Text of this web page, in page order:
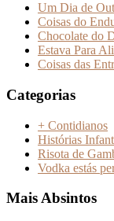
Um Dia de
Coisas do
Chocolate do
Estava Para
Coisas das
Categorias
+ Contidianos
Histórias
Risota de
Vodka estás
Mais Absintos